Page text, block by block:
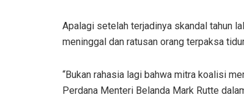
Apalagi setelah terjadinya skandal tahun
meninggal dan ratusan orang terpaksa
“Bukan rahasia lagi bahwa mitra koalisi
Perdana Menteri Belanda Mark Rutte